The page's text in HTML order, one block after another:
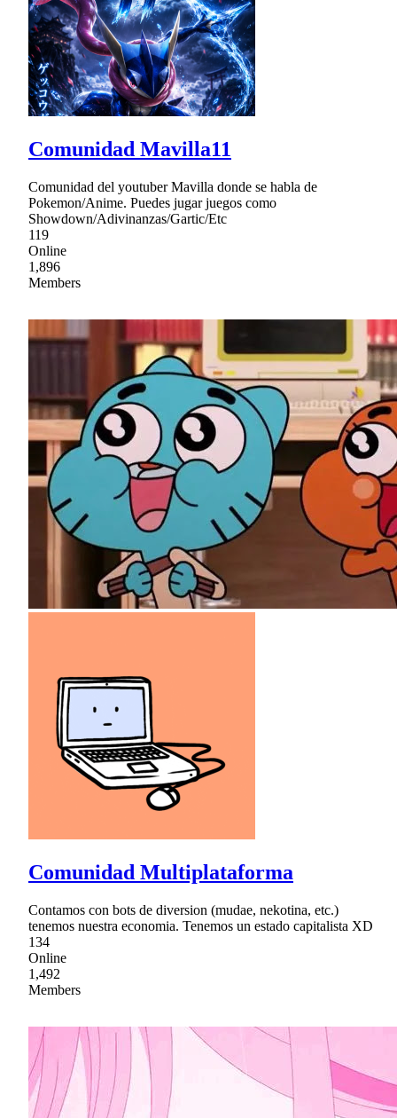
Comunidad Mavilla11
Comunidad del youtuber Mavilla donde se habla de
Pokemon/Anime. Puedes jugar juegos como
Showdown/Adivinanzas/Gartic/Etc
119
Online
1,896
Members
Comunidad Multiplataforma
Contamos con bots de diversion (mudae, nekotina, etc.)
tenemos nuestra economia. Tenemos un estado capitalista XD
134
Online
1,492
Members